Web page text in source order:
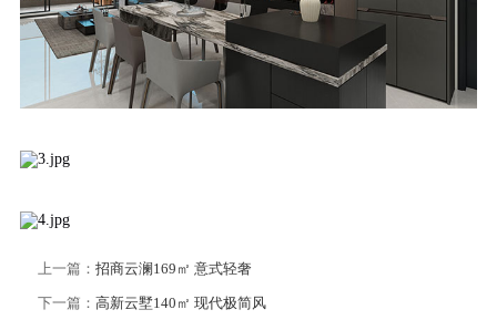
上一篇： 招商云澜169㎡ 意式轻奢
下一篇： 高新云墅140㎡ 现代极简风